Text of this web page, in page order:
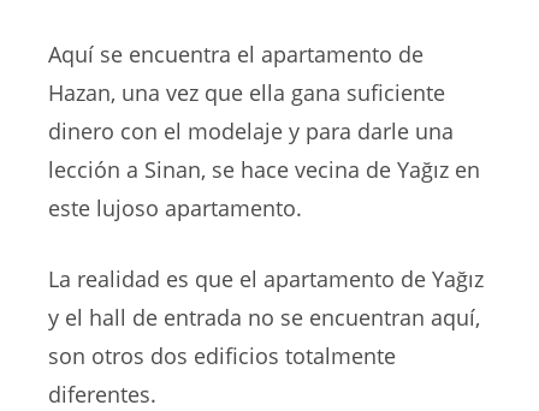
Aquí se encuentra el apartamento de
Hazan, una vez que ella gana suficiente
dinero con el modelaje y para darle una
lección a Sinan, se hace vecina de Yağız en
este lujoso apartamento.
La realidad es que el apartamento de Yağız
y el hall de entrada no se encuentran aquí,
son otros dos edificios totalmente
diferentes.